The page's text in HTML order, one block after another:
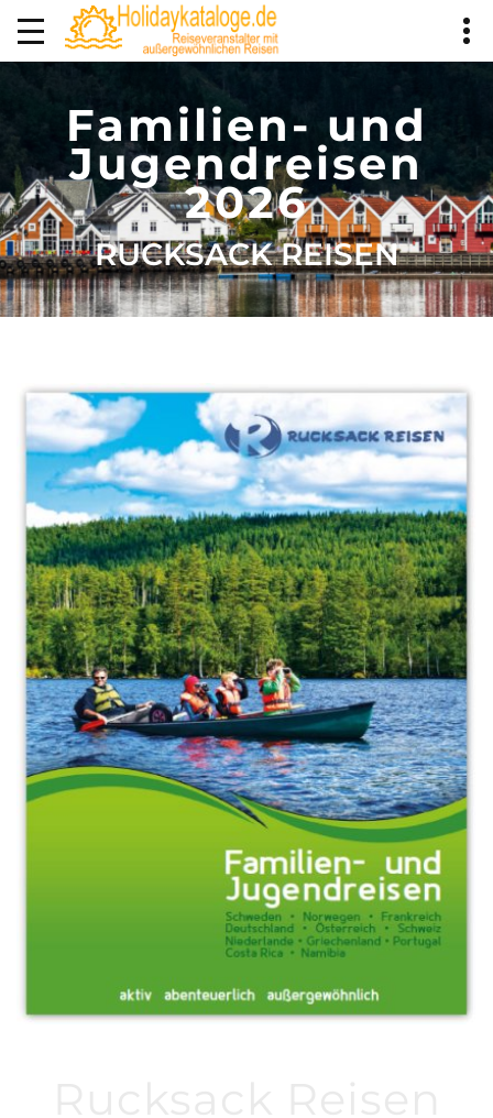
Familien- und
Jugendreisen
2026
RUCKSACK REISEN